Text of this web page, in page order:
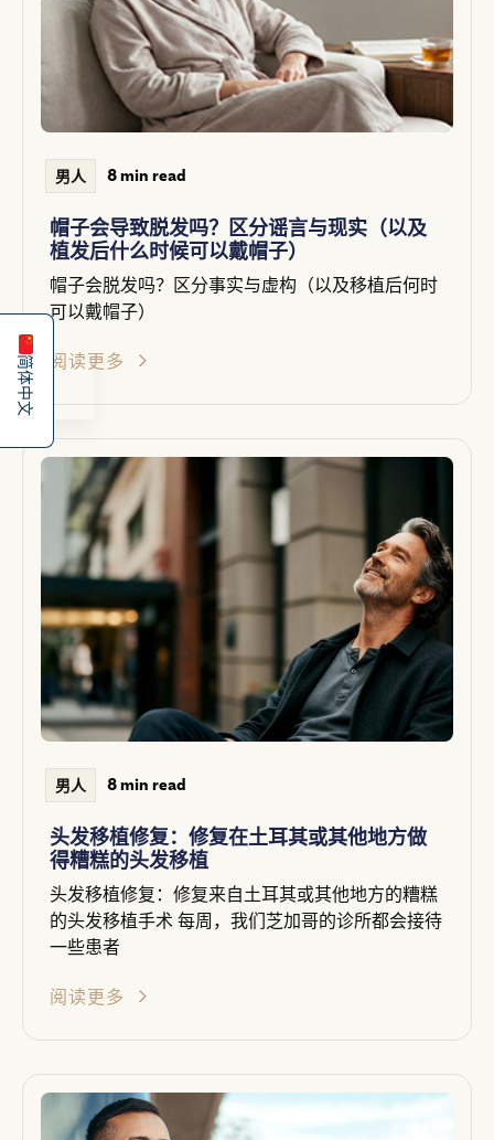
男人 8 min read
帽子会导致脱发吗？区分谣言与现实（以及
植发后什么时候可以戴帽子）
帽子会脱发吗？区分事实与虚构（以及移植后何时
可以戴帽子）
阅读更多
男人 8 min read
头发移植修复：修复在土耳其或其他地方做
得糟糕的头发移植
头发移植修复：修复来自土耳其或其他地方的糟糕
的头发移植手术 每周，我们芝加哥的诊所都会接待
一些患者
阅读更多
简体中文
English
Español